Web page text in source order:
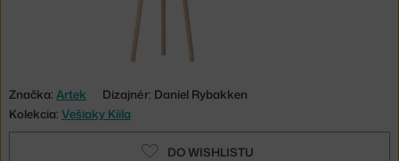
Značka: Artek
Dizajnér: Daniel Rybakken
Kolekcia: Vešiaky Kiila
DO WISHLISTU